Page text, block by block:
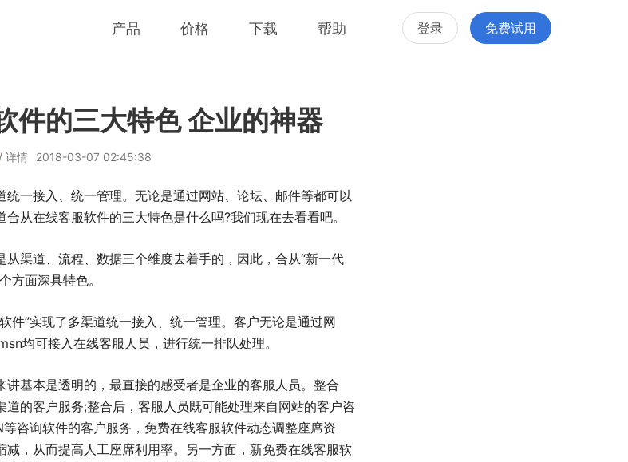
产品 价格 下载 帮助 登录 免费试用
件的三大特色 企业的神器
/ 详情 2018-03-07 02:45:38
统一接入、统一管理。无论是通过网站、论坛、邮件等都可以
从在线客服软件的三大特色是什么吗?我们现在去看看吧。
从渠道、流程、数据三个维度去着手的，因此，合从“新一代
方面深具特色。
件”实现了多渠道统一接入、统一管理。客户无论是通过网
均可接入在线客服人员，进行统一排队处理。
讲基本是透明的，最直接的感受者是企业的客服人员。整合
的客户服务;整合后，客服人员既可能处理来自网站的客户咨
咨询软件的客户服务，免费在线客服软件动态调整座席资
减，从而提高人工座席利用率。另一方面，新免费在线客服软